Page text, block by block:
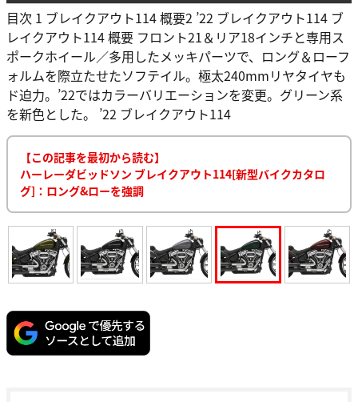
目次 1 ブレイクアウト114 概要2 ’22 ブレイクアウト114 ブ
レイクアウト114 概要 フロント21＆リア18インチと専用ス
ポークホイール／多用したメッキパーツで、ロング＆ローフ
ォルムを際立たせたソフテイル。極太240mmリヤタイヤも
ド迫力。’22ではカラーバリエーションを変更。グリーン系
を新色とした。 ’22 ブレイクアウト114
【この記事を最初から読む】
ハーレーダビッドソン ブレイクアウト114[新型バイクカタロ
グ]：ロング&ローを強調